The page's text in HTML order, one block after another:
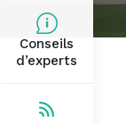
Conseils
d’experts